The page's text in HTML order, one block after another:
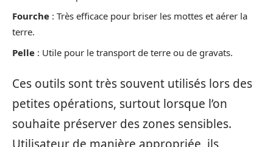
Fourche : Très efficace pour briser les mottes et aérer la
terre.
Pelle : Utile pour le transport de terre ou de gravats.
Ces outils sont très souvent utilisés lors des
petites opérations, surtout lorsque l’on
souhaite préserver des zones sensibles.